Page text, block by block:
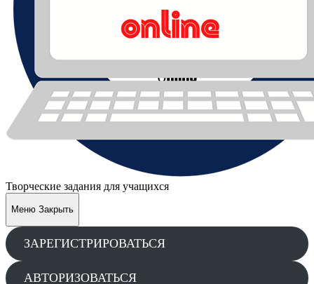
Творческие задания для учащихся
Меню Закрыть
ЗАРЕГИСТРИРОВАТЬСЯ
АВТОРИЗОВАТЬСЯ